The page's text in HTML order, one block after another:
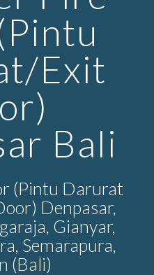
Exit
Bali
(Pintu Darurat
Denpasar,
Gianyar,
Semarapura,
(Bali)